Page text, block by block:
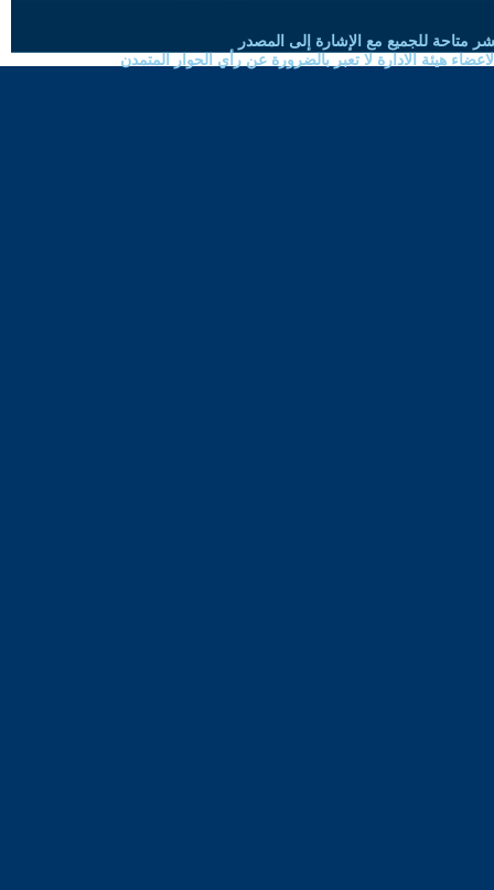
متاحة للجميع مع الإشارة إلى المصدر
هيئة الادارة لا تعبر بالضرورة عن رأي الحوار المتمدن